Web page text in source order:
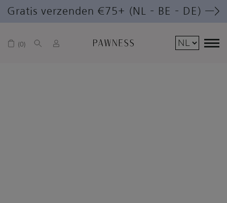
Gratis verzenden €75+ (NL – BE – DE) —>
0